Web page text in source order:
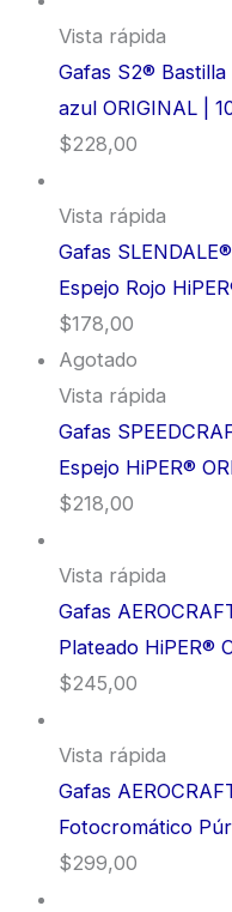
Vista rápida
Gafas S2®
azul ORIGINAL |
$228,00
Vista rápida
Gafas
Espejo Rojo
$178,00
Agotado
Vista rápida
Gafas
Espejo HiPER®
$218,00
Vista rápida
Gafas
Plateado HiPER®
$245,00
Vista rápida
Gafas
Fotocromático
$299,00